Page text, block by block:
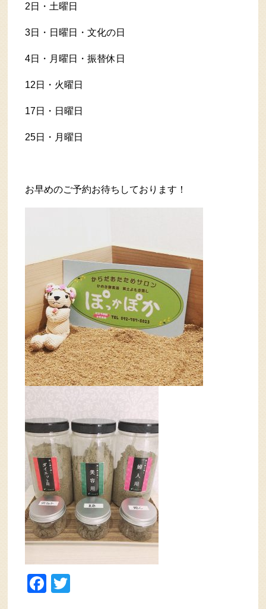
2日・土曜日
3日・日曜日・文化の日
4日・月曜日・振替休日
12日・火曜日
17日・日曜日
25日・月曜日
お早めのご予約お待ちしております！
Facebook